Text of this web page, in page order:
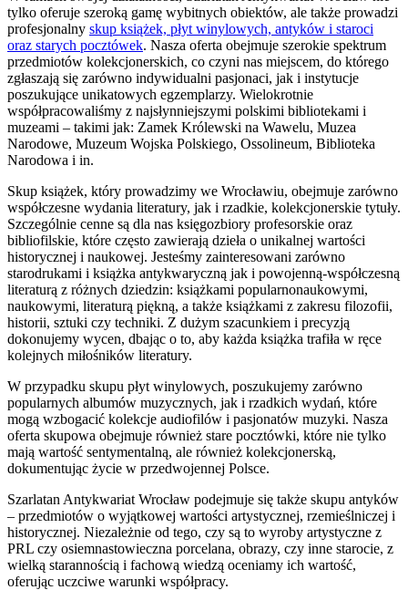
tylko oferuje szeroką gamę wybitnych obiektów, ale także prowadzi
profesjonalny skup książek, płyt winylowych, antyków i staroci
oraz starych pocztówek. Nasza oferta obejmuje szerokie spektrum
przedmiotów kolekcjonerskich, co czyni nas miejscem, do którego
zgłaszają się zarówno indywidualni pasjonaci, jak i instytucje
poszukujące unikatowych egzemplarzy. Wielokrotnie
współpracowaliśmy z najsłynniejszymi polskimi bibliotekami i
muzeami – takimi jak: Zamek Królewski na Wawelu, Muzea
Narodowe, Muzeum Wojska Polskiego, Ossolineum, Biblioteka
Narodowa i in.
Skup książek, który prowadzimy we Wrocławiu, obejmuje zarówno
współczesne wydania literatury, jak i rzadkie, kolekcjonerskie tytuły.
Szczególnie cenne są dla nas księgozbiory profesorskie oraz
bibliofilskie, które często zawierają dzieła o unikalnej wartości
historycznej i naukowej. Jesteśmy zainteresowani zarówno
starodrukami i książka antykwaryczną jak i powojenną-współczesną
literaturą z różnych dziedzin: książkami popularnonaukowymi,
naukowymi, literaturą piękną, a także książkami z zakresu filozofii,
historii, sztuki czy techniki. Z dużym szacunkiem i precyzją
dokonujemy wycen, dbając o to, aby każda książka trafiła w ręce
kolejnych miłośników literatury.
W przypadku skupu płyt winylowych, poszukujemy zarówno
popularnych albumów muzycznych, jak i rzadkich wydań, które
mogą wzbogacić kolekcje audiofilów i pasjonatów muzyki. Nasza
oferta skupowa obejmuje również stare pocztówki, które nie tylko
mają wartość sentymentalną, ale również kolekcjonerską,
dokumentując życie w przedwojennej Polsce.
Szarlatan Antykwariat Wrocław podejmuje się także skupu antyków
– przedmiotów o wyjątkowej wartości artystycznej, rzemieślniczej i
historycznej. Niezależnie od tego, czy są to wyroby artystyczne z
PRL czy osiemnastowieczna porcelana, obrazy, czy inne starocie, z
wielką starannością i fachową wiedzą oceniamy ich wartość,
oferując uczciwe warunki współpracy.